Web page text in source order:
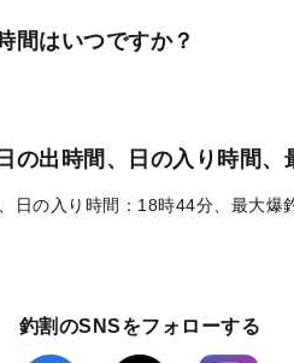
間はいつですか？
の出時間、日の入り時間、
の入り時間：18時44分、最大爆
釣割のSNSをフォローする